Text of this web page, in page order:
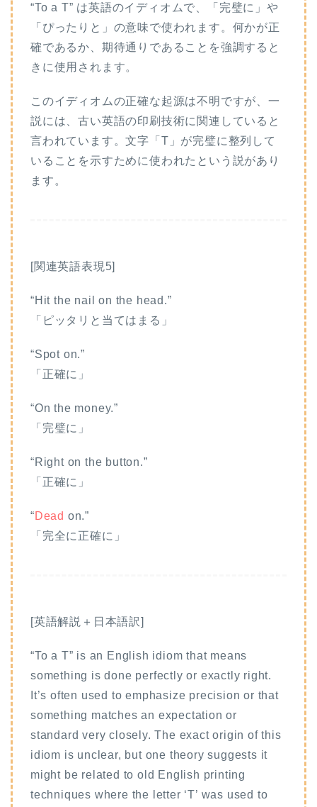
“To a T” は英語のイディオムで、「完璧に」や
「ぴったりと」の意味で使われます。何かが正
確であるか、期待通りであることを強調すると
きに使用されます。
このイディオムの正確な起源は不明ですが、一
説には、古い英語の印刷技術に関連していると
言われています。文字「T」が完璧に整列して
いることを示すために使われたという説があり
ます。
[関連英語表現5]
“Hit the nail on the head.”
「ピッタリと当てはまる」
“Spot on.”
「正確に」
“On the money.”
「完璧に」
“Right on the button.”
「正確に」
“Dead on.”
「完全に正確に」
[英語解説＋日本語訳]
“To a T” is an English idiom that means
something is done perfectly or exactly right.
It’s often used to emphasize precision or that
something matches an expectation or
standard very closely. The exact origin of this
idiom is unclear, but one theory suggests it
might be related to old English printing
techniques where the letter ‘T’ was used to